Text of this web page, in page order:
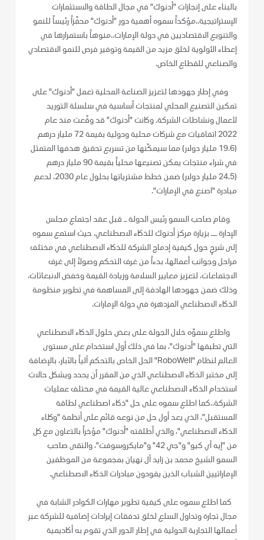
بالبناء على إنجازات "أدنوك" في مجال الطاقة والاستثمارات
الإستراتيجية..مؤكداً سموه أهمية دور "أدنوك" محفّزاً رئيساً للنمو
والتنويع الاقتصاديين في دولة الإمارات..منوهاً باستمرارها في
إعطاء الأولوية لخلق مزيد من القيمة وتوفير فرص للنمو الاقتصادي
والصناعي للقطاع الخاص.
وفي إطار جهودها لتعزيز الصناعة المحلية تعمل "أدنوك" على
تمكين التصنيع المحلي لمنتجات أساسية في سلسلة التوريد
لأعمال ونشاطات الشركة. وكانت "أدنوك" قد وقّعت منذ عام
2022 اتفاقيات مع شركات محلية ودولية بقيمة 72 مليار درهم
(19.6 مليار دولار) مما سيمكّنها من تسريع تحقيق هدفها المتمثل
في شراء منتجات يمكن تصنيعها محلياً بقيمة 90 مليار درهم
(24.5 مليار دولار) ضمن خطط مشترياتها بحلول عام 2030، لدعم
مبادرة "اصنع في الإمارات".
وقام صاحب السمو رئيس الدولة ـ قبل عقد اجتماع مجلس
الإدارة ــ بزيارة مركز أدنوك للذكاء الاصطناعي، حيث استمع سموه
إلى شرحٍ حول كيفية إدماج الشركة للذكاء الاصطناعي في مختلف
مراحل وجوانب أعمالها، بدءاً من غرف التحكم وصولاً إلى غرف
الاجتماعات، لتعزيز معايير السلامة وزيادة القيمة وخفض الانبعاثات،
وذلك ضمن جهودها الهادفة إلى المساهمة في تطوير منظومة
الذكاء الاصطناعي المزدهرة في دولة الإمارات.
واطلع سموّه خلال الجولة على بعض حلول الذكاء الاصطناعي
التي تطبقها "أدنوك"، بما في ذلك أول استخدام على مستوى
العالم لنظام "RoboWell" الحل الخاص بالتحكم آلياً بالآبار، بالإضافة
إلى مختبر الذكاء الاصطناعي الذي من المقرر أن يحدد ويشكل حالات
استخدام الذكاء الاصطناعي عالية القيمة في مختلف عمليات
الشركة..كما اطلع سموه على حل "ذكاء اصطناعي لطاقة
المستقبل"، الذي يعد أول حل من نوعه قائم على أنظمة "وكلاء
الذكاء الاصطناعي"، والذي أطلقته "أدنوك" مؤخراً بالتعاون مع كل
من "إيه آي كيو" و"جي 42" و"مايكروسوفت"، والتقى صاحب
السمو الشيخ محمد بن زايد آل نهيان بمجموعة من الموظفين
الإماراتيين الشباب الذين يقودون مبادرات الذكاء الاصطناعي.
كما اطلع سموه على كيفية تطوير مهارات الكوادر الشابة في
مجال تجارة وتداول السلع لخلق تدفقات إيرادات إضافية للشركة عبر
أعمالها التجارية الدولية في إطار الدور الذي تقوم به أكاديمية